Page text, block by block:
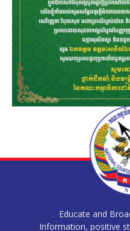
Educate and
Information, positive